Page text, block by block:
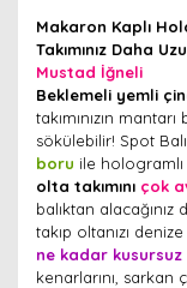
Makaron Kaplı
Takımınız Daha
Mustad İğneli
Beklemeli yemli
takımınızın
sökülebilir! Spot
boru ile
olta takımını çok
balıktan
takıp oltanızı
ne kadar kusursuz
kenarlarını, sarkan